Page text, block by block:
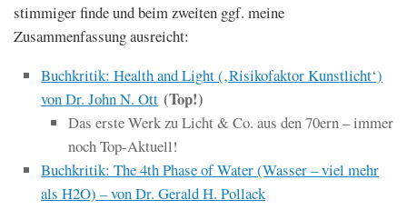
stimmiger finde und beim zweiten ggf. meine
Zusammenfassung ausreicht:
Buchkritik: Health and Light (‚Risikofaktor Kunstlicht‘)
von Dr. John N. Ott (Top!)
Das erste Werk zu Licht & Co. aus den 70ern – immer
noch Top-Aktuell!
Buchkritik: The 4th Phase of Water (Wasser – viel mehr
als H2O) – von Dr. Gerald H. Pollack